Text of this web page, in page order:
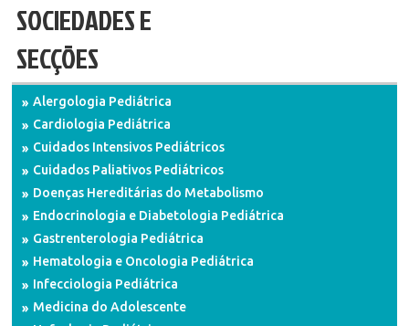
SOCIEDADES E
SECÇÕES
Alergologia Pediátrica
Cardiologia Pediátrica
Cuidados Intensivos Pediátricos
Cuidados Paliativos Pediátricos
Doenças Hereditárias do Metabolismo
Endocrinologia e Diabetologia Pediátrica
Gastrenterologia Pediátrica
Hematologia e Oncologia Pediátrica
Infecciologia Pediátrica
Medicina do Adolescente